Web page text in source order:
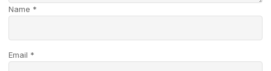
Name *
Email *